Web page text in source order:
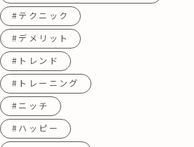
#テクニック
#デメリット
#トレンド
#トレーニング
#ニッチ
#ハッピー